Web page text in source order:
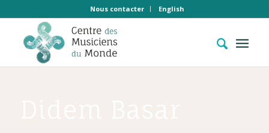
Nous contacter English